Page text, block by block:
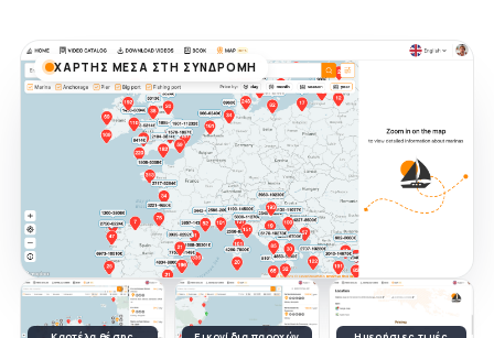
ΧΆΡΤΗΣ ΜΈΣΑ ΣΤΗ ΣΥΝΔΡΟΜΉ